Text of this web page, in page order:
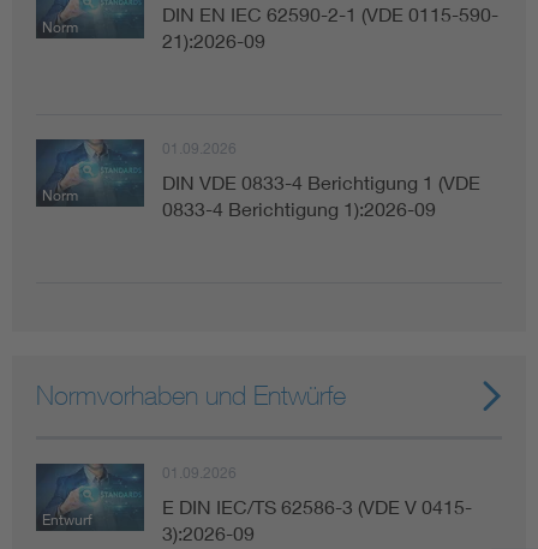
Norm
DIN EN IEC 62590-2-1 (VDE 0115-590-
21):2026-09
Norm
01.09.2026
DIN VDE 0833-4 Berichtigung 1 (VDE
0833-4 Berichtigung 1):2026-09
Normvorhaben und Entwürfe
Entwurf
01.09.2026
E DIN IEC/TS 62586-3 (VDE V 0415-
3):2026-09